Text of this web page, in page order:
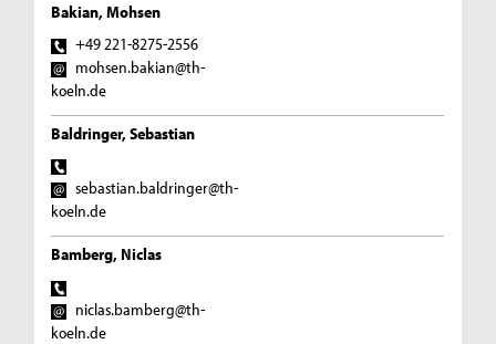
Bakian, Mohsen
+49 221-8275-2556
mohsen.bakian@th-
koeln.de
Baldringer, Sebastian
sebastian.baldringer@th-
koeln.de
Bamberg, Niclas
niclas.bamberg@th-
koeln.de